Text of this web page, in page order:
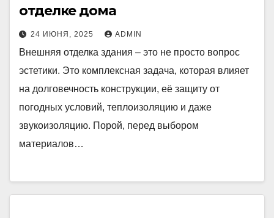
отделке дома
24 ИЮНЯ, 2025 ADMIN
Внешняя отделка здания – это не просто вопрос
эстетики. Это комплексная задача, которая влияет
на долговечность конструкции, её защиту от
погодных условий, теплоизоляцию и даже
звукоизоляцию. Порой, перед выбором
материалов…